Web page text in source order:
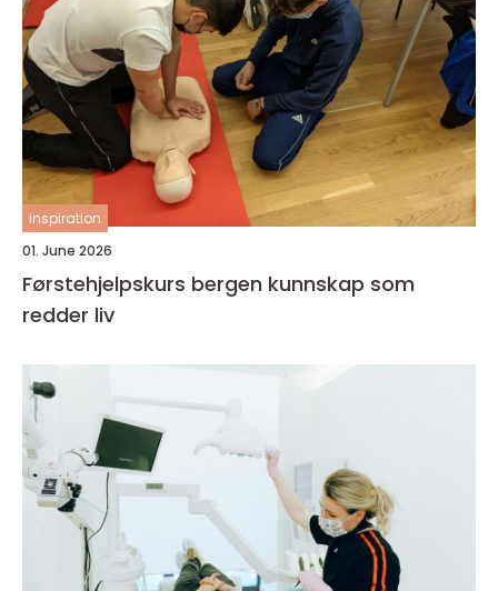
inspiration
01. June 2026
Førstehjelpskurs bergen kunnskap som
redder liv